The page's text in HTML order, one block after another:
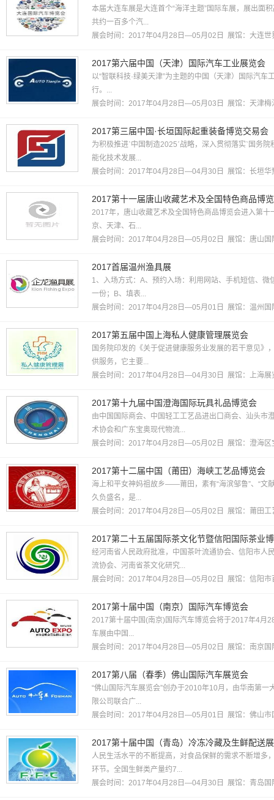
本届大连车展是大连首个“海洋主题”国际车展，展出面
共约一百多个汽...
展会时间：2017年04月28日—05月02日 展馆： 大连世
2017第六届中国（天津）国际汽车工业展览会
以“智联科技·绿美天津”为主题的中国（天津）国际汽
行。...
展会时间：2017年04月28日—05月03日 展馆： 天津梅
2017第三届中国·长垣国际起重装备博览交易会
为积极推进ˋ中国制造2025ˊ战略，深入贯彻落实ˋ国务
能化技术发展...
展会时间：2017年04月28日—04月30日 展馆：长垣华
2017第十一届唐山收藏艺术及全国特色商品博
2017年，唐山收藏艺术及全国特色商品博览会进入第
京、天津、石...
展会时间：2017年04月28日—05月02日 展馆： 唐山国
2017首届温州渔具展
1、入场方式：A、预约入场：利用网站、手机短信、
一份；B、填表...
展会时间：2017年04月28日—05月01日 展馆： 温州国
2017第五届中国上海私人健康管理展览会
国务院印发的《关于促进健康服务业发展的若干意见》
供服务，它主要...
展会时间：2017年04月28日—04月30日 展馆： 上海展
2017第十九届中国澄海国际玩具礼品博览会
由中国国际商会、中国轻工工艺品进出口商会、汕头市
术协会和广东宝奥现代物流...
展会时间：2017年04月28日—05月02日 展馆：澄海区
2017第十二届中国（莆田）海峡工艺品博览会
海上和平女神妈祖故乡——莆田，素有“海滨邹鲁”、“文
久负盛名，是...
展会时间：2017年04月28日—05月02日 展馆：莆田工
2017第二十五届国际茶文化节暨信阳国际茶业
经河南省人民政府批准，中国茶叶流通协会、信阳市人
流协会、河南省茶文化研究...
展会时间：2017年04月28日—05月02日 展馆： 信阳市
2017第十届中国（南京）国际汽车博览会
2017第十届中国(南京)国际汽车博览会将于2017年4月
车展由中国...
展会时间：2017年04月28日—05月02日 展馆： 南京国
2017第八届（春季）佛山国际汽车展览会
“佛山国际汽车展览会”创办于2010年10月，由华南第
限公司联合广...
展会时间：2017年04月28日—05月01日 展馆： 佛山市
2017第十届中国（青岛）冷冻冷藏及生鲜配送
人民生活水平的不断提高，对食品保鲜的需求不断增多
环节。全国生鲜类产量约7...
展会时间：2017年04月28日—04月30日 展馆： 青岛国